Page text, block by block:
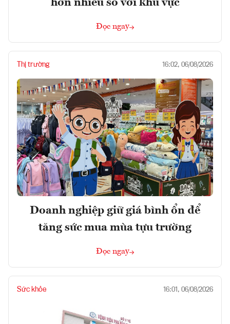
hơn nhiều so với khu vực
Đọc ngay
Thị trường 16:02, 06/08/2026
Doanh nghiệp giữ giá bình ổn để
tăng sức mua mùa tựu trường
Đọc ngay
Sức khỏe 16:01, 06/08/2026